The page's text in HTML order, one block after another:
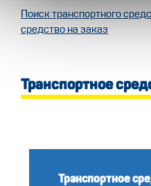
Поиск транспортного
средство на заказ
Транспортное
Транспортное